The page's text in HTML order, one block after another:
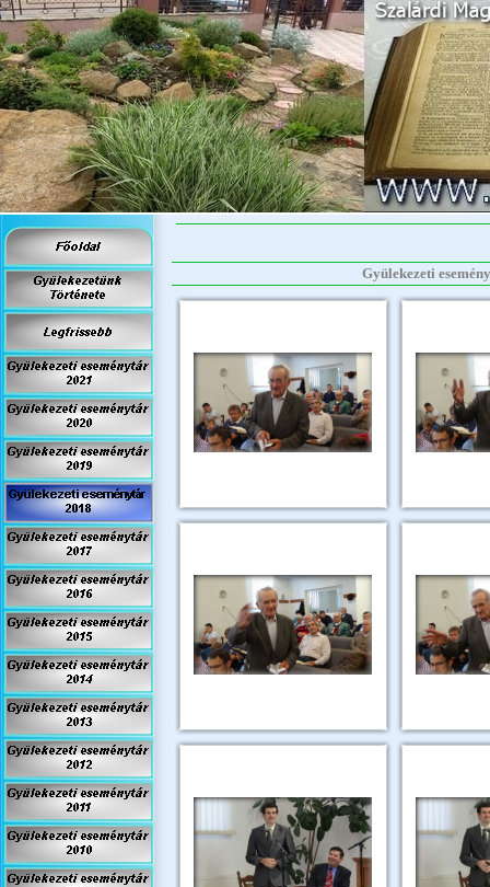
Gyülekezeti